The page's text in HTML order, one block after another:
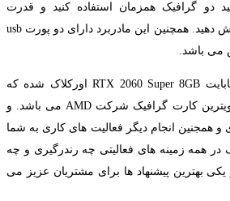
دو گرافیک همزمان استفاده کنید و قدرت
رندرگیری را به شدت افزایش دهید. همچنین این مادربرد دارای دو پورت usb
گرافیک بسیار قدرتمند گیگابایت RTX 2060 Super 8GB اورکلاک شده که
تقریباً در حد RX5700XT قویترین کارت گرافیک شرکت AMD می باشد. و
و همجنین انجام دیگر فعالیت های کاری به شما
در همه زمینه های فعالیتی چه رندرگیری و چه
یکی بهترین پیشنهاد ها برای مشتریان عزیز می